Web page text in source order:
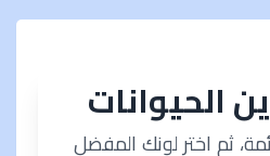
الحيوانات
ثم اختر لونك المفضل